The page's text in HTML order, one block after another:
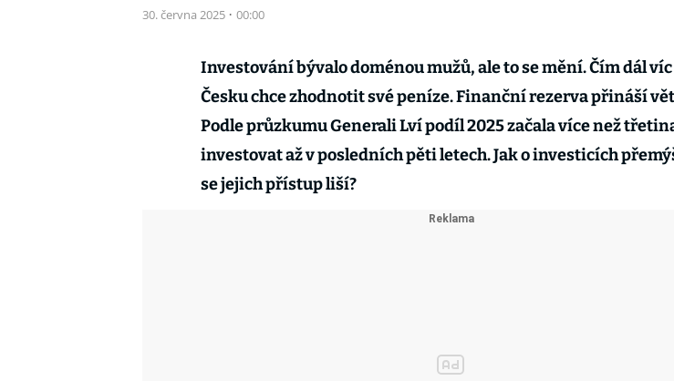
30. června 2025 · 00:00
Investování bývalo doménou mužů, ale to se mění. Čím dál víc
Česku chce zhodnotit své peníze. Finanční rezerva přináší
Podle průzkumu Generali Lví podíl 2025 začala více než
investovat až v posledních pěti letech. Jak o investicích
se jejich přístup liší?